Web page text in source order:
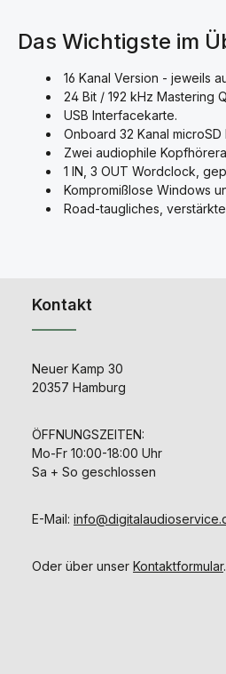
Das Wichtigste im
16 Kanal Version - jeweils
24 Bit / 192 kHz Mastering
USB Interfacekarte.
Onboard 32 Kanal
Zwei audiophile
1 IN, 3 OUT Wordclock,
Kompromißlose Windows
Road-taugliches,
Kontakt
Neuer Kamp 30
20357 Hamburg
ÖFFNUNGSZEITEN:
Mo-Fr 10:00-18:00 Uhr
Sa + So geschlossen
E-Mail:
Oder über unser Kontaktformular.